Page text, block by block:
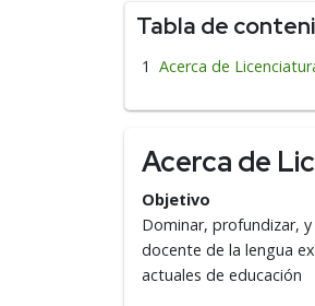
Tabla de
Acerca de
Acerca de
Objetivo
Dominar, profundizar,
docente de la lengua
actuales de educación